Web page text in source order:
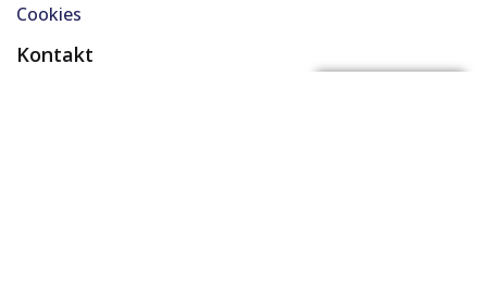
Cookies
Kontakt